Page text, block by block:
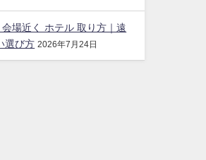
場近く ホテル 取り方｜遠
選び方 2026年7月24日